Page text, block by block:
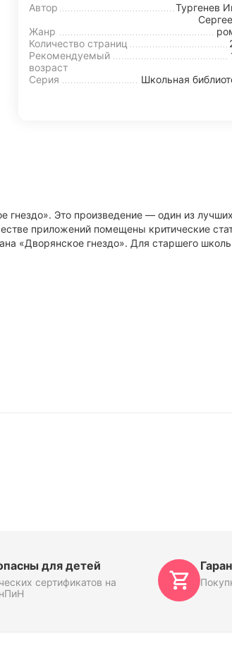
Автор
Тургенев
Жанр
Количество страниц
Рекомендуемый
возраст
Серия
Школьная
Это произведение — один из
приложений помещены критические
«Дворянское гнездо». Для старшего
для детей
сертификатов на